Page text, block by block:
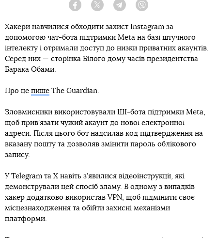
Facebook Twitter Telegram
Хакери навчилися обходити захист Instagram за
допомогою чат-бота підтримки Meta на базі штучного
інтелекту і отримали доступ до низки приватних акаунтів.
Серед них — сторінка Білого дому часів президентства
Барака Обами.
Про це пише The Guardian.
Зловмисники використовували ШІ-бота підтримки Meta,
щоб прив’язати чужий акаунт до нової електронної
адреси. Після цього бот надсилав код підтвердження на
вказану пошту та дозволяв змінити пароль облікового
запису.
У Telegram та X навіть з’явилися відеоінструкції, які
демонстрували цей спосіб зламу. В одному з випадків
хакер додатково використав VPN, щоб підмінити своє
місцезнаходження та обійти захисні механізми
платформи.